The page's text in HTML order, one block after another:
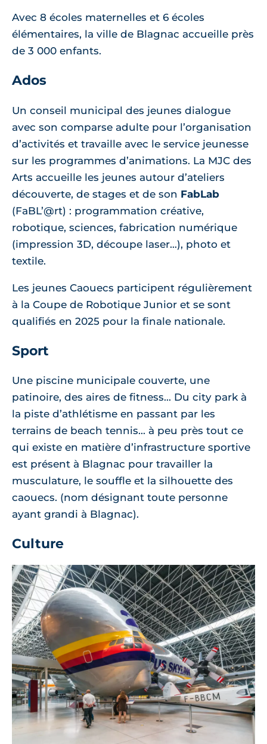
Avec 8 écoles maternelles et 6 écoles
élémentaires, la ville de Blagnac accueille près
de 3 000 enfants.
Ados
Un conseil municipal des jeunes dialogue
avec son comparse adulte pour l’organisation
d’activités et travaille avec le service jeunesse
sur les programmes d’animations. La MJC des
Arts accueille les jeunes autour d’ateliers
découverte, de stages et de son FabLab
(FaBL’@rt) : programmation créative,
robotique, sciences, fabrication numérique
(impression 3D, découpe laser…), photo et
textile.
Les jeunes Caouecs participent régulièrement
à la Coupe de Robotique Junior et se sont
qualifiés en 2025 pour la finale nationale.
Sport
Une piscine municipale couverte, une
patinoire, des aires de fitness... Du city park à
la piste d’athlétisme en passant par les
terrains de beach tennis... à peu près tout ce
qui existe en matière d’infrastructure sportive
est présent à Blagnac pour travailler la
musculature, le souffle et la silhouette des
caouecs. (nom désignant toute personne
ayant grandi à Blagnac).
Culture